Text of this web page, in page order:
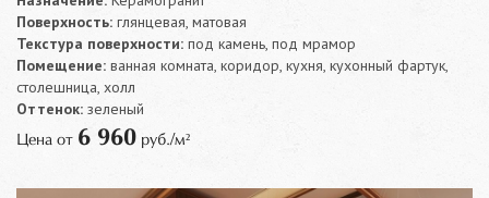
Поверхность: глянцевая, матовая
Текстура поверхности: под камень, под мрамор
Помещение: ванная комната, коридор, кухня, кухонный фартук,
столешница, холл
Оттенок: зеленый
Цена от 6 960 руб./м²